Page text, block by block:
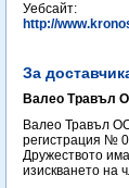
Уебсайт:
http://
За
Валео Травъл
Валео Травъл
регистрация №
Дружеството
изискването на